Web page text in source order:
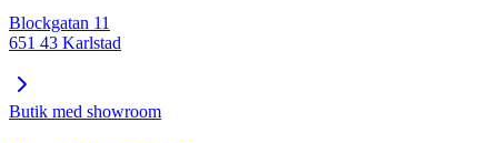
Blockgatan 11
651 43 Karlstad
Butik med showroom